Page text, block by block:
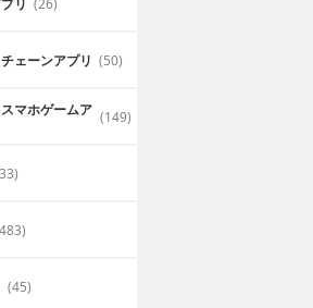
ェーンアプリ (50)
マホゲームア (149)
(45)